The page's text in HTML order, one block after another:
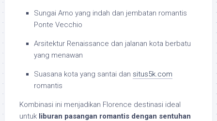
Sungai Arno yang indah dan jembatan romantis
Ponte Vecchio
Arsitektur Renaissance dan jalanan kota berbatu
yang menawan
Suasana kota yang santai dan situs5k.com
romantis
Kombinasi ini menjadikan Florence destinasi ideal
untuk liburan pasangan romantis dengan sentuhan